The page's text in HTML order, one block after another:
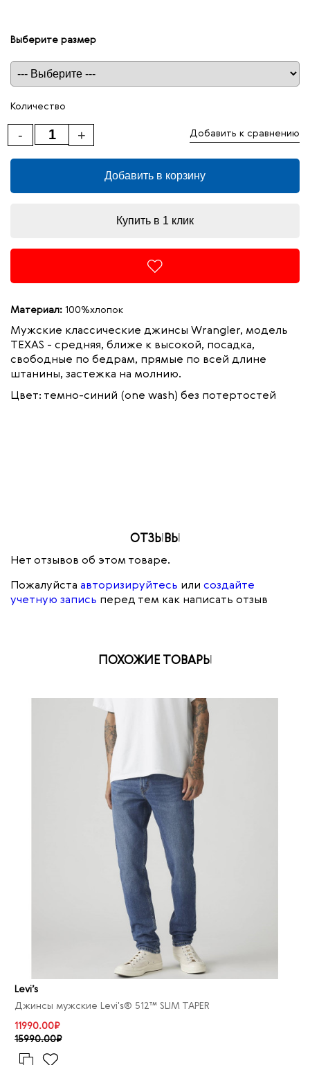
Выберите размер
Таблица размеров
Количество
+
- Добавить к сравнению
Добавить в корзину
Купить в 1 клик
Материал: 100%хлопок
Мужские классические джинсы Wrangler, модель
TEXAS - средняя, ближе к высокой, посадка,
свободные по бедрам, прямые по всей длине
штанины, застежка на молнию.
Цвет: темно-синий (one wash) без потертостей
ОТЗЫВЫ
Нет отзывов об этом товаре.
Пожалуйста авторизируйтесь или создайте
учетную запись перед тем как написать отзыв
ПОХОЖИЕ ТОВАРЫ
Levi’s
Джинсы мужские Levi's® 512™ SLIM TAPER
11990.00₽
15990.00₽